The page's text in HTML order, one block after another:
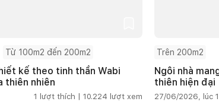
Từ 100m2 đến 200m2
kế theo tinh thần Wabi
thiên nhiên
1 lượt thích | 10.224 lượt xem
Trên 200m2
Ngôi nhà
thiên hiện đại
27/06/2026, lúc